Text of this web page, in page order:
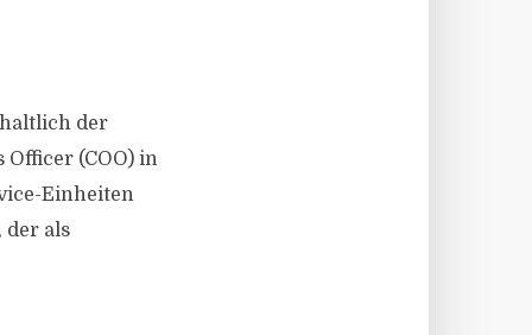
der
(COO) in
Einheiten
der als